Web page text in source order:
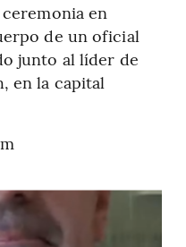
ceremonia en
de un oficial
junto al líder de
en la capital